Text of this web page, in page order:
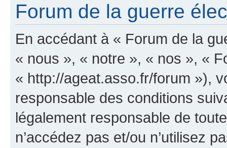
Forum de la guerre
En accédant à « Forum de la
« nous », « notre », « nos », «
« http://ageat.asso.fr/forum »),
responsable des conditions
légalement responsable de
n’accédez pas et/ou n’utilisez